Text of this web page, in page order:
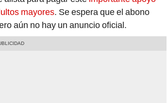
mayores. Se espera que el abono
aún no hay un anuncio oficial.